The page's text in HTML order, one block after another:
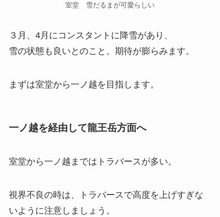
室堂 雪だるまが可愛らしい
３月、4月にコンスタントに降雪があり、
雪の状態も良いとのこと。期待が膨らみます。
まずは室堂から一ノ越を目指します。
一ノ越を経由して龍王岳方面へ
室堂から一ノ越まではトラバースが多い。
視界不良の時は、トラバースで高度を上げすぎな
いように注意しましょう。